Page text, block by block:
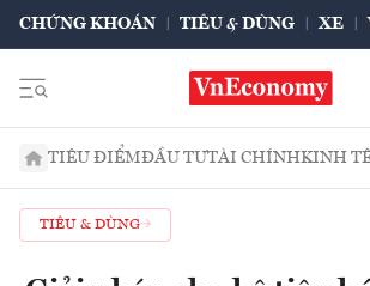
CHỨNG KHOÁN TIÊU & DÙNG XE
TIÊU ĐIỂMĐẦU TƯTÀI CHÍNHKINH
TIÊU & DÙNG